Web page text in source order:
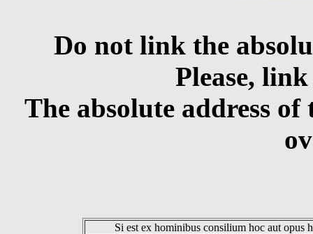
Do not link the
Please,
The absolute address
Si est ex hominibus consilium hoc aut opus